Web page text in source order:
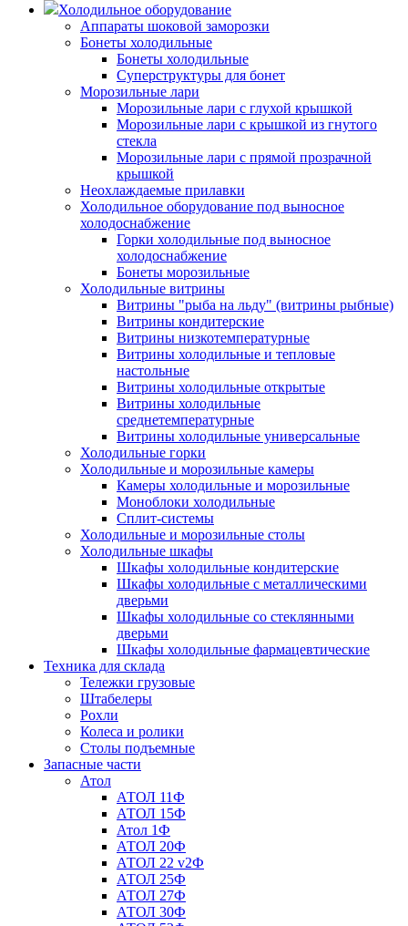
Холодильное оборудование
Аппараты шоковой заморозки
Бонеты холодильные
Бонеты холодильные
Суперструктуры для бонет
Морозильные лари
Морозильные лари с глухой крышкой
Морозильные лари с крышкой из гнутого
стекла
Морозильные лари с прямой прозрачной
крышкой
Неохлаждаемые прилавки
Холодильное оборудование под выносное
холодоснабжение
Горки холодильные под выносное
холодоснабжение
Бонеты морозильные
Холодильные витрины
Витрины "рыба на льду" (витрины рыбные)
Витрины кондитерские
Витрины низкотемпературные
Витрины холодильные и тепловые
настольные
Витрины холодильные открытые
Витрины холодильные
среднетемпературные
Витрины холодильные универсальные
Холодильные горки
Холодильные и морозильные камеры
Камеры холодильные и морозильные
Моноблоки холодильные
Сплит-системы
Холодильные и морозильные столы
Холодильные шкафы
Шкафы холодильные кондитерские
Шкафы холодильные с металлическими
дверьми
Шкафы холодильные со стеклянными
дверьми
Шкафы холодильные фармацевтические
Техника для склада
Тележки грузовые
Штабелеры
Рохли
Колеса и ролики
Столы подъемные
Запасные части
Атол
АТОЛ 11Ф
АТОЛ 15Ф
Атол 1Ф
АТОЛ 20Ф
АТОЛ 22 v2Ф
АТОЛ 25Ф
АТОЛ 27Ф
АТОЛ 30Ф